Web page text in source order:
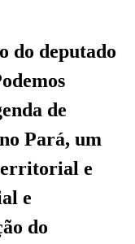
do deputado
de
Pará, um
e
e
do